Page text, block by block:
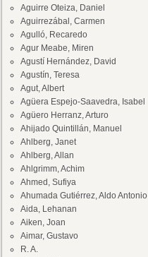
Aguirre Oteiza, Daniel
Aguirrezábal, Carmen
Agulló, Recaredo
Agur Meabe, Miren
Agustí Hernández, David
Agustín, Teresa
Agut, Albert
Agüera Espejo-Saavedra, Isabel
Agüero Herranz, Arturo
Ahijado Quintillán, Manuel
Ahlberg, Janet
Ahlberg, Allan
Ahlgrimm, Achim
Ahmed, Sufiya
Ahumada Gutiérrez, Aldo Antonio
Aida, Lehanan
Aiken, Joan
Aimar, Gustavo
R. A.